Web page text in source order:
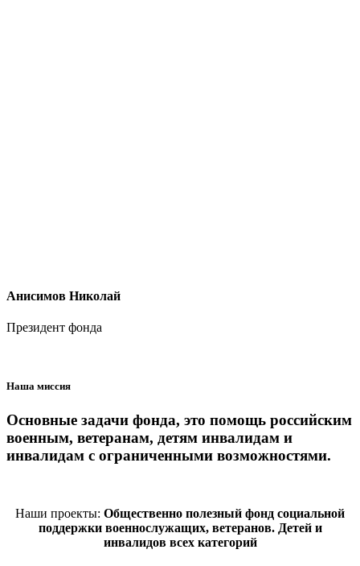
Анисимов Николай
Президент фонда
Наша миссия
Основные задачи фонда, это помощь российским
военным, ветеранам, детям инвалидам и
инвалидам с ограниченными возможностями.
Наши проекты: Общественно полезный фонд социальной
поддержки военнослужащих, ветеранов. Детей и
инвалидов всех категорий